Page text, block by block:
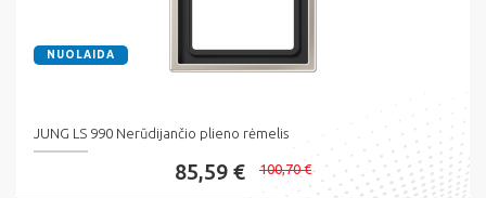
NUOLAIDA
JUNG LS 990 Nerūdijančio plieno rėmelis
85,59 € 100,70 €